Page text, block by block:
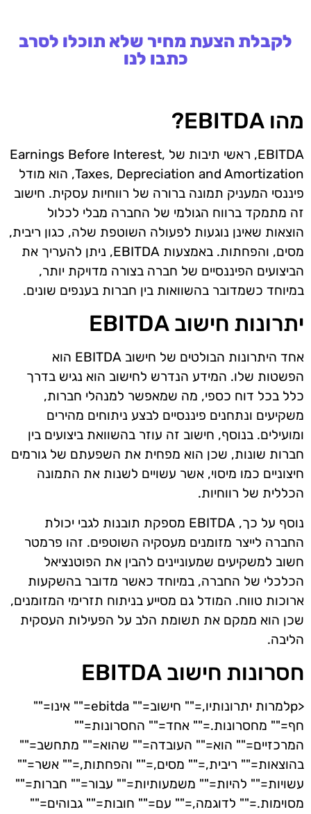
לקבלת הצעת מחיר שלא תוכלו לסרב
כתבו לנו
מהו EBITDA?
EBITDA, ראשי תיבות של Earnings Before Interest,
Taxes, Depreciation and Amortization, הוא מודל
פיננסי המעניק תמונה ברורה של רווחיות עסקית. חישוב
זה מתמקד ברווח הגולמי של החברה מבלי לכלול
הוצאות שאינן נוגעות לפעולה השוטפת שלה, כגון ריבית,
מסים, והפחתות. באמצעות EBITDA, ניתן להעריך את
הביצועים הפיננסיים של חברה בצורה מדויקת יותר,
במיוחד כשמדובר בהשוואות בין חברות בענפים שונים.
יתרונות חישוב EBITDA
אחד היתרונות הבולטים של חישוב EBITDA הוא
הפשטות שלו. המידע הנדרש לחישוב הוא נגיש בדרך
כלל בכל דוח כספי, מה שמאפשר למנהלי חברות,
משקיעים ונתחנים פיננסיים לבצע ניתוחים מהירים
ומועילים. בנוסף, חישוב זה עוזר בהשוואת ביצועים בין
חברות שונות, שכן הוא מפחית את השפעתם של גורמים
חיצוניים כמו מיסוי, אשר עשויים לשנות את התמונה
הכללית של רווחיות.
נוסף על כך, EBITDA מספקת תובנות לגבי יכולת
החברה לייצר מזומנים מעסקיה השוטפים. זהו פרמטר
חשוב למשקיעים שמעוניינים להבין את הפוטנציאל
הכלכלי של החברה, במיוחד כאשר מדובר בהשקעות
ארוכות טווח. המודל גם מסייע בניתוח תזרימי המזומנים,
שכן הוא ממקם את תשומת הלב על הפעילות העסקית
הליבה.
חסרונות חישוב EBITDA
<pלמרות יתרונותיו,="" חישוב="" ebitda="" אינו=""
חף="" מחסרונות.="" אחד="" החסרונות=""
המרכזיים="" הוא="" העובדה="" שהוא="" מתחשב=""
בהוצאות="" ריבית,="" מסים,="" והפחתות,="" אשר=""
עשויות="" להיות="" משמעותיות="" עבור="" חברות=""
מסוימות.="" לדוגמה,="" עם="" חובות="" גבוהים=""